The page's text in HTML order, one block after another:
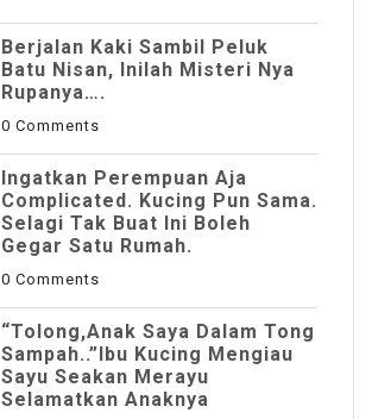
Berjalan Kaki Sambil Peluk
Batu Nisan, Inilah Misteri Nya
Rupanya….
0 Comments
Ingatkan Perempuan Aja
Complicated. Kucing Pun Sama.
Selagi Tak Buat Ini Boleh
Gegar Satu Rumah.
0 Comments
“Tolong,Anak Saya Dalam Tong
Sampah..”Ibu Kucing Mengiau
Sayu Seakan Merayu
Selamatkan Anaknya